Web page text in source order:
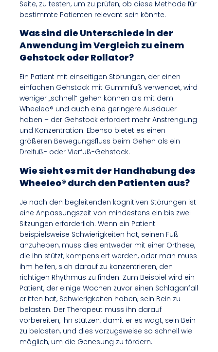
Seite, zu testen, um zu prüfen, ob diese Methode für
bestimmte Patienten relevant sein könnte.
Was sind die Unterschiede in der
Anwendung im Vergleich zu einem
Gehstock oder Rollator?
Ein Patient mit einseitigen Störungen, der einen
einfachen Gehstock mit Gummifuß verwendet, wird
weniger „schnell“ gehen können als mit dem
Wheeleo® und auch eine geringere Ausdauer
haben – der Gehstock erfordert mehr Anstrengung
und Konzentration. Ebenso bietet es einen
größeren Bewegungsfluss beim Gehen als ein
Dreifuß- oder Vierfuß-Gehstock.
Wie sieht es mit der Handhabung des
Wheeleo® durch den Patienten aus?
Je nach den begleitenden kognitiven Störungen ist
eine Anpassungszeit von mindestens ein bis zwei
Sitzungen erforderlich. Wenn ein Patient
beispielsweise Schwierigkeiten hat, seinen Fuß
anzuheben, muss dies entweder mit einer Orthese,
die ihn stützt, kompensiert werden, oder man muss
ihm helfen, sich darauf zu konzentrieren, den
richtigen Rhythmus zu finden. Zum Beispiel wird ein
Patient, der einige Wochen zuvor einen Schlaganfall
erlitten hat, Schwierigkeiten haben, sein Bein zu
belasten. Der Therapeut muss ihn darauf
vorbereiten, ihn stützen, damit er es wagt, sein Bein
zu belasten, und dies vorzugsweise so schnell wie
möglich, um die Genesung zu fördern.